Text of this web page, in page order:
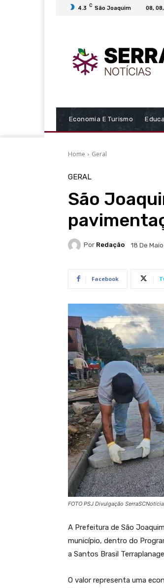
4.3 C São Joaquim 08,
Economia E Turismo
Home Geral
GERAL
São
Por Redação 18 De
Facebook
FOTO PSJ Divulgação
A Prefeitura de São
município, dentro do
a Santos Brasil
O valor representa uma